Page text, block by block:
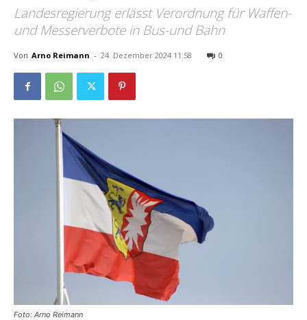
Landesregierung erlässt Verordnung für Waffen-
und Messerverbote in Bus-und Bahn
Von Arno Reimann - 24. Dezember 2024 11:58 0
Foto: Arno Reimann